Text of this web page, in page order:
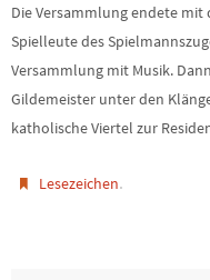
Die Versammlung endete mit
Spielleute des
Versammlung mit Musik.
Gildemeister unter den
katholische Viertel zur
Lesezeichen.